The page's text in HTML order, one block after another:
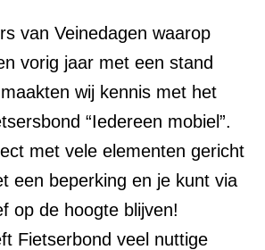
van Veinedagen waarop
vorig jaar met een stand
wij kennis met het
“Iedereen mobiel”.
met vele elementen gericht
een beperking en je kunt via
op de hoogte blijven!
Fietserbond veel nuttige